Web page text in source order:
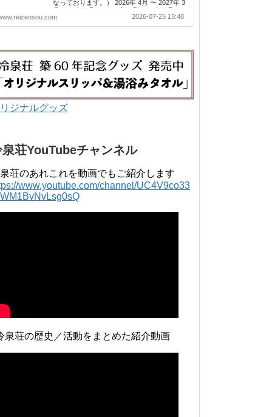
なっております。） 2026年 4月 〜 2027年 3
2025年 3月 2023年 4月 〜 2024年 3月 2022
年 4月 〜 2023年 3月 2021年 4月 〜 2022年
年 4月 〜 2018年 3月 2016年 4月 〜 2017年
2015年 3月 2013...
2026-07-25 15:48
ジナルグッズ
泉荘YouTubeチャンネル
荘のあれこれを動画でもご紹介します
www.youtube.com/channel/UC4V9co33
泉荘の歴史／活動をまとめた紹介動画